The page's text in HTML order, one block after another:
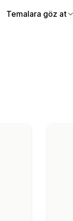
Temalara göz at